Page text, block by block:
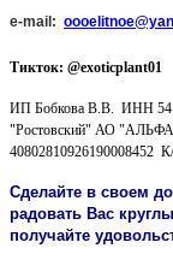
e-mail:
Тикток: @exoticplant01
ИП Бобкова В.В. ИНН
"Ростовский" АО
40802810926190008452
Сделайте в своем
радовать Вас
получайте